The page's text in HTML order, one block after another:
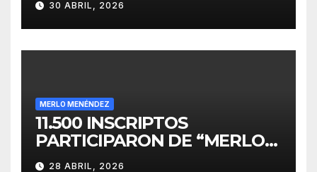
INVERSIONES
30 ABRIL, 2026
MERLO MENÉNDEZ
11.500 INSCRIPTOS
PARTICIPARON DE “MERLO
CORRE POR MALVINAS”
28 ABRIL, 2026